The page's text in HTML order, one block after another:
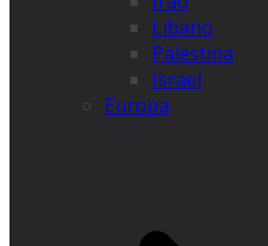
Líbano
Palestina
Israel
Europa